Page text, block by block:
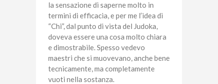
la sensazione di saperne molto in
termini di efficacia, e per me l’idea di
“Chi”, dal punto di vista del Judoka,
doveva essere una cosa molto chiara
e dimostrabile. Spesso vedevo
maestri che si muovevano, anche bene
tecnicamente, ma completamente
vuoti nella sostanza.